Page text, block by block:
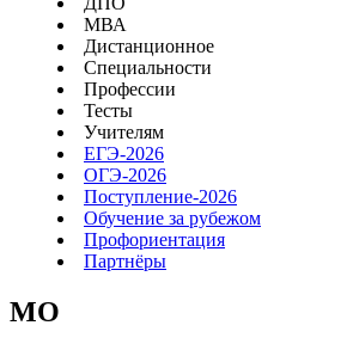
МВА
Дистанционное
Специальности
Профессии
Тесты
Учителям
ЕГЭ-2026
ОГЭ-2026
Поступление-2026
Обучение за рубежом
Профориентация
Партнёры
MO